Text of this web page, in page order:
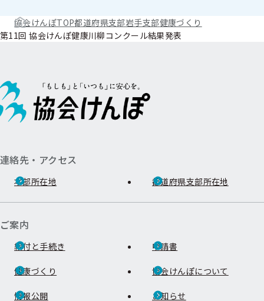
協会けんぽTOP都道府県支部岩手支部健康づくり
第11回 協会けんぽ健康川柳コンクール結果発表
連絡先・アクセス
本部所在地 都道府県支部所在地
ご案内
給付と手続き 申請書
健康づくり 協会けんぽについて
情報公開 お知らせ